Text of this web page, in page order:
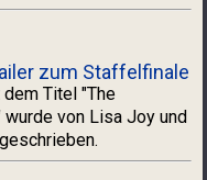
zum Staffelfinale
Titel "The
wurde von Lisa Joy und